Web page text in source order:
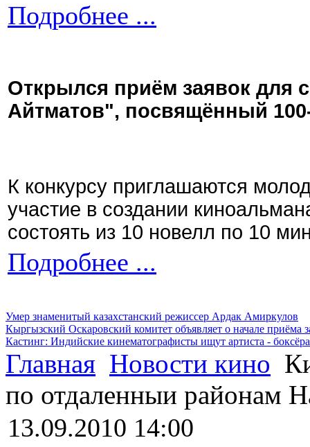
Подробнее ...
Открылся приём заявок для
Айтматов", посвящённый
К конкурсу приглашаются
участие в создании
состоять из 10 новелл по 10
Подробнее ...
Умер знаменитый казахстанский режиссер Ардак Амиркулов
Кыргызский Оскаровский комитет объявляет о начале приёма
Кастинг: Индийские кинематографисты ищут артиста -
Главная Новости кино
по отдаленныи районам
13.09.2010 14:00